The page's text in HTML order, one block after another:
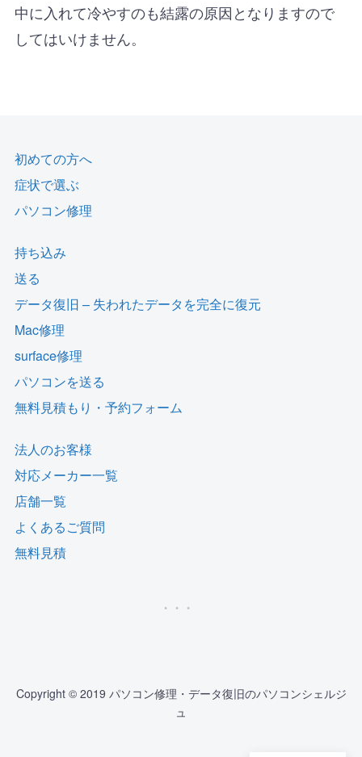
中に入れて冷やすのも結露の原因となりますので
してはいけません。
初めての方へ
症状で選ぶ
パソコン修理
持ち込み
送る
データ復旧 – 失われたデータを完全に復元
Mac修理
surface修理
パソコンを送る
無料見積もり・予約フォーム
法人のお客様
対応メーカー一覧
店舗一覧
よくあるご質問
無料見積
Copyright © 2019 パソコン修理・データ復旧のパソコンシェルジ
ュ